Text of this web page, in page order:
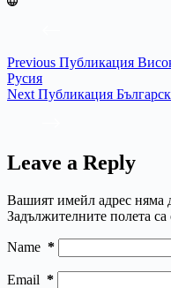
Previous Публикация
Русия
Next Публикация
Leave a Reply
Вашият имейл адрес няма
Задължителните полета са
Name *
Email *